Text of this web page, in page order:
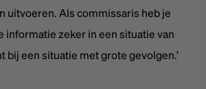
uitvoeren. Als commissaris heb je
informatie zeker in een situatie van
bij een situatie met grote gevolgen.’